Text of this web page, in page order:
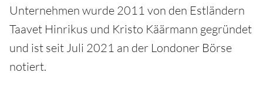
Unternehmen wurde 2011 von den Estländern
Taavet Hinrikus und Kristo Käärmann gegründet
und ist seit Juli 2021 an der Londoner Börse
notiert.